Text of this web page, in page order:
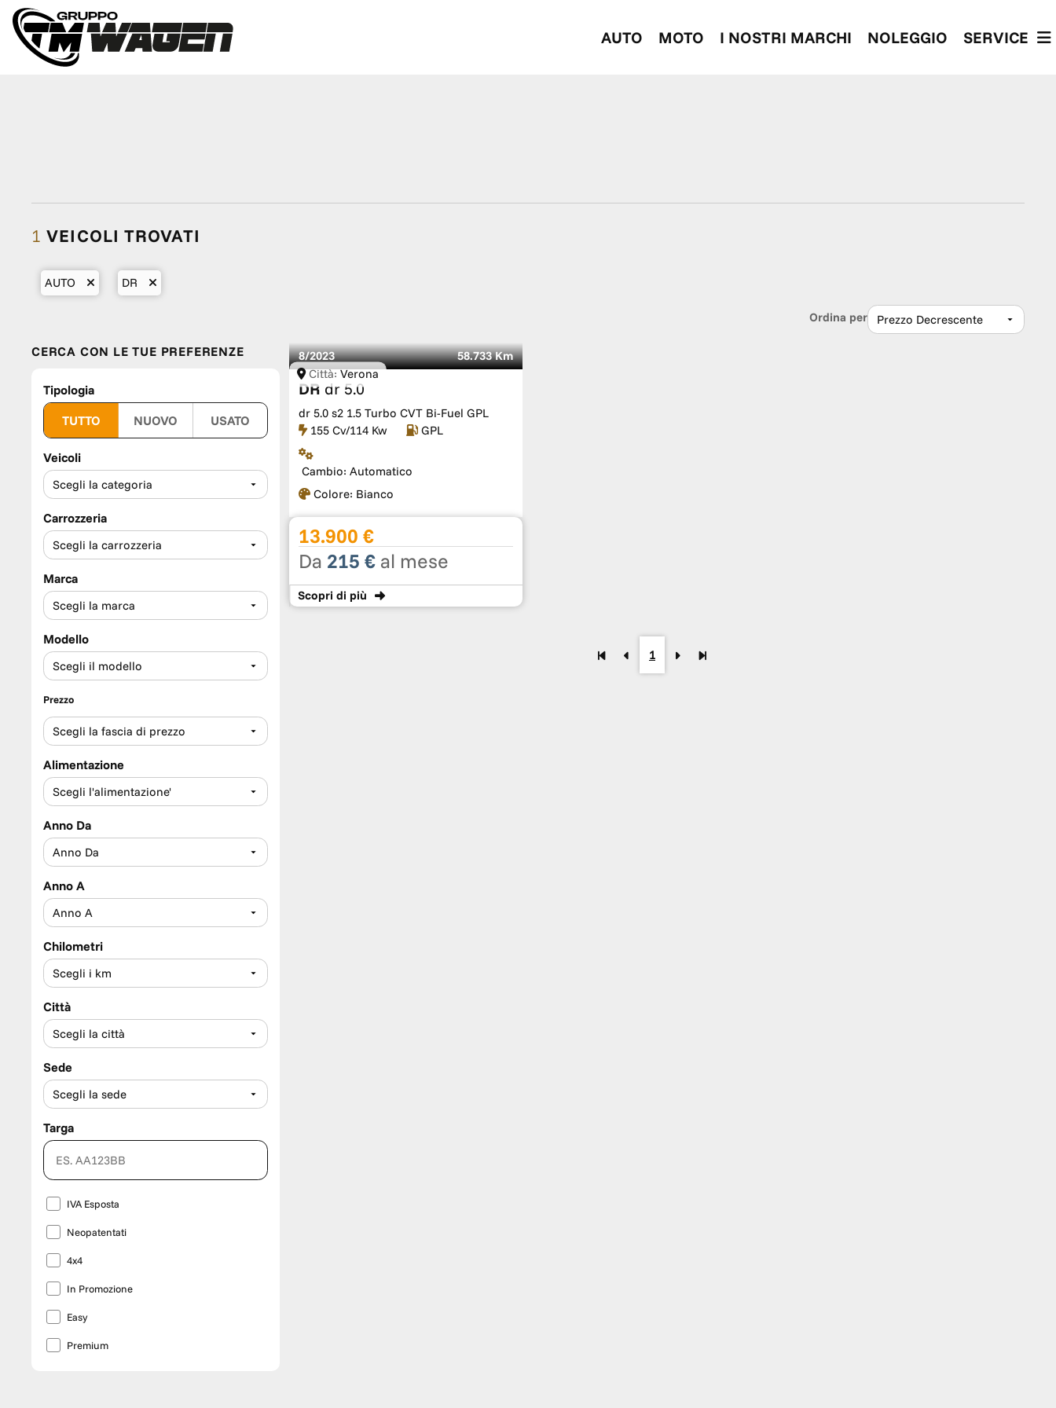
AUTO MOTO I NOSTRI MARCHI NOLEGGIO SERVICE
1 VEICOLI TROVATI
AUTO DR
Ordina per
CERCA CON LE TUE PREFERENZE
Tipologia
TUTTO
NUOVO USATO
Veicoli
Carrozzeria
Marca
Modello
Prezzo
Alimentazione
Anno Da
Anno A
Chilometri
Città
Sede
Targa
IVA Esposta
Neopatentati
4x4
In Promozione
Easy
Premium
Città: Verona
8/2023 58.733 Km
DR dr 5.0
dr 5.0 s2 1.5 Turbo CVT Bi-Fuel GPL
155 Cv/114 Kw
GPL
Cambio: Automatico
Colore: Bianco
13.900 €
Da 215 € al mese
Scopri di più
1
RICHIEDI UNA VETTURA SPECIFICA CON POCHI CLICK